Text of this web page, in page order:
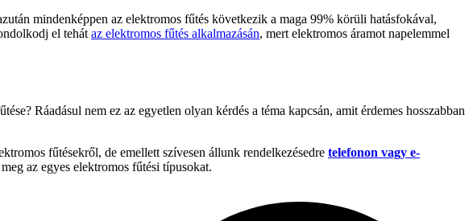
mindenképpen az elektromos fűtés következik a maga 99% körüli hatásfokával,
el tehát az elektromos fűtés alkalmazásán, mert elektromos áramot napelemmel
Ráadásul nem ez az egyetlen olyan kérdés a téma kapcsán, amit érdemes hosszabban
fűtésekről, de emellett szívesen állunk rendelkezésedre telefonon vagy e-
az egyes elektromos fűtési típusokat.